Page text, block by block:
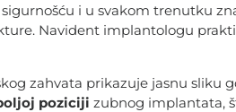
i u svakom trenutku
Navident implantologu
zahvata prikazuje jasnu sliku
poziciji zubnog implantata,